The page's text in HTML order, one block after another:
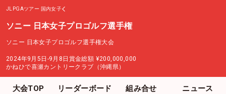
JLPGAツアー 国内女子
ソニー 日本女子プロゴルフ選手権
ソニー 日本女子プロゴルフ選手権大会
2024年9月5日-9月8日 賞金総額 ¥200,000,000
かねひで喜瀬カントリークラブ（沖縄県）
大会TOP リーダーボード 組み合せ ニュース